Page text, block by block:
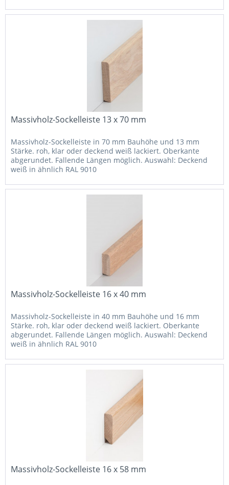
Massivholz-Sockelleiste 13 x 70 mm
Massivholz-Sockelleiste in 70 mm Bauhöhe und 13 mm
Stärke. roh, klar oder deckend weiß lackiert. Oberkante
abgerundet. Fallende Längen möglich. Auswahl: Deckend
weiß in ähnlich RAL 9010
Massivholz-Sockelleiste 16 x 40 mm
Massivholz-Sockelleiste in 40 mm Bauhöhe und 16 mm
Stärke. roh, klar oder deckend weiß lackiert. Oberkante
abgerundet. Fallende Längen möglich. Auswahl: Deckend
weiß in ähnlich RAL 9010
Massivholz-Sockelleiste 16 x 58 mm